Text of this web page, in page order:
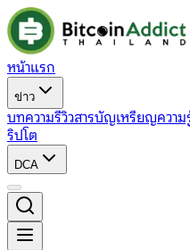
หน้าแรก
ข่าว
บทความรีวิวสารบัญเหรียญควา
ริปโต
DCA